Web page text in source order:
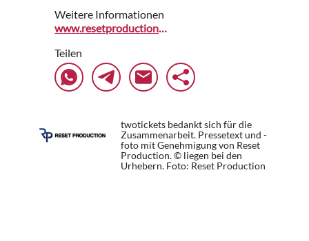
Weitere Informationen
www.resetproduction.de
Teilen
twotickets bedankt sich für die
Zusammenarbeit. Pressetext und -
foto mit Genehmigung von Reset
Production. © liegen bei den
Urhebern. Foto: Reset Production